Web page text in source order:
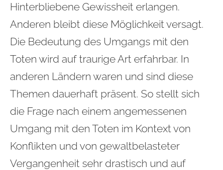
Hinterbliebene Gewissheit erlangen.
Anderen bleibt diese Möglichkeit versagt.
Die Bedeutung des Umgangs mit den
Toten wird auf traurige Art erfahrbar. In
anderen Ländern waren und sind diese
Themen dauerhaft präsent. So stellt sich
die Frage nach einem angemessenen
Umgang mit den Toten im Kontext von
Konflikten und von gewaltbelasteter
Vergangenheit sehr drastisch und auf